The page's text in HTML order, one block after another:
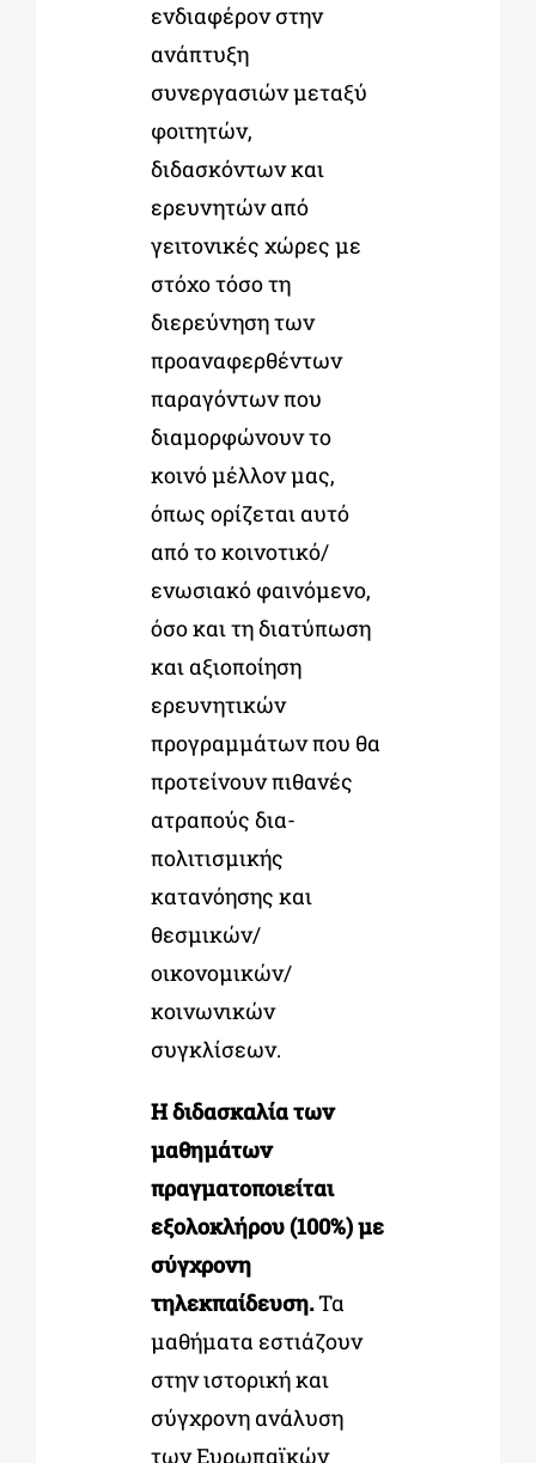
ενδιαφέρον στην
ανάπτυξη
συνεργασιών μεταξύ
φοιτητών,
διδασκόντων και
ερευνητών από
γειτονικές χώρες με
στόχο τόσο τη
διερεύνηση των
προαναφερθέντων
παραγόντων που
διαμορφώνουν το
κοινό μέλλον μας,
όπως ορίζεται αυτό
από το κοινοτικό/
ενωσιακό φαινόμενο,
όσο και τη διατύπωση
και αξιοποίηση
ερευνητικών
προγραμμάτων που θα
προτείνουν πιθανές
ατραπούς δια-
πολιτισμικής
κατανόησης και
θεσμικών/
οικονομικών/
κοινωνικών
συγκλίσεων.
Η διδασκαλία των
μαθημάτων
πραγματοποιείται
εξολοκλήρου(100%)με
σύγχρονη
τηλεκπαίδευση.Τα
μαθήματα εστιάζουν
στην ιστορική και
σύγχρονη ανάλυση
των Ευρωπαϊκών